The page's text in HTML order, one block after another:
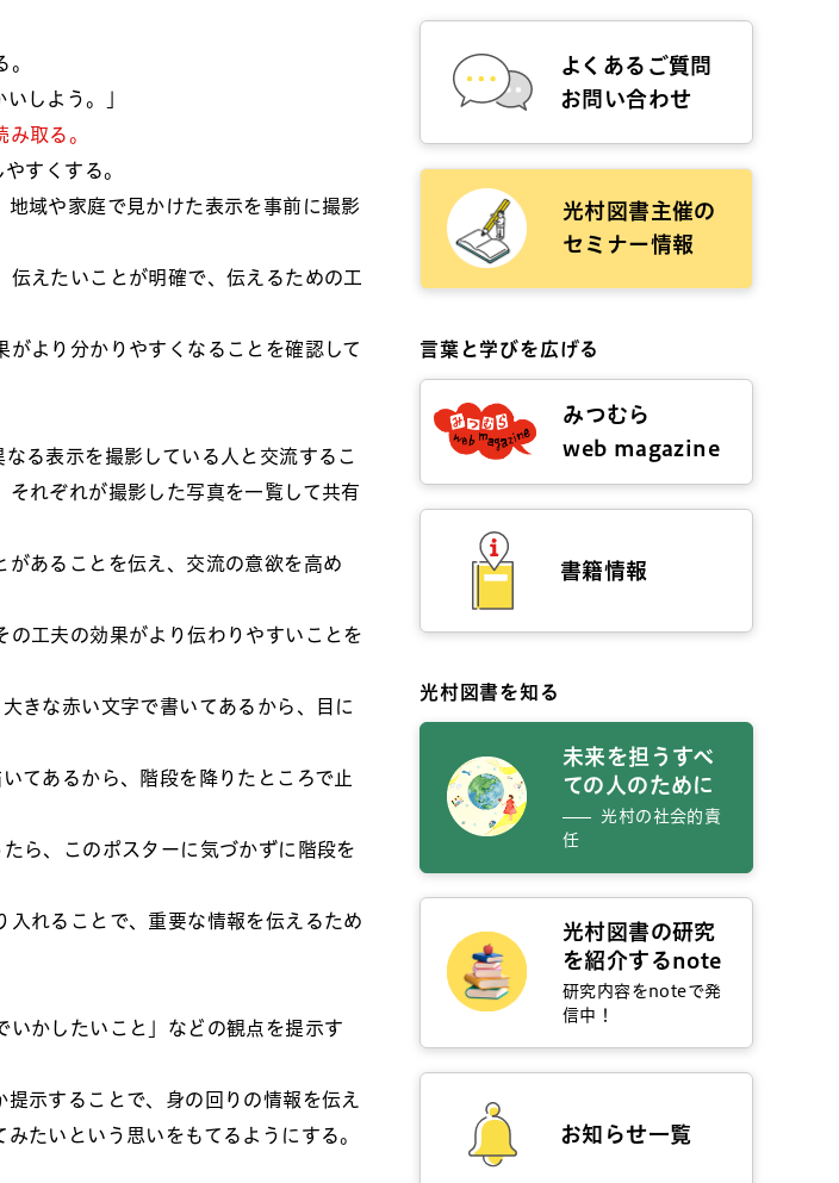
しよう。」
取る。
すくする。
域や家庭で見かけた表示を事前に撮影
伝えたいことが明確で、伝えるための工
より分かりやすくなることを確認して
る表示を撮影している人と交流するこ
れぞれが撮影した写真を一覧して共有
があることを伝え、交流の意欲を高め
の工夫の効果がより伝わりやすいことを
きな赤い文字で書いてあるから、目に
てあるから、階段を降りたところで止
ら、このポスターに気づかずに階段を
入れることで、重要な情報を伝えるため
いかしたいこと」などの観点を提示す
示することで、身の回りの情報を伝え
たいという思いをもてるようにする。
よくあるご質問
お問い合わせ
光村図書主催の
セミナー情報
言葉と学びを広げる
みつむら
web magazine
書籍情報
光村図書を知る
未来を担うすべ
ての人のために
光村の社会的責
任
光村図書の研究
を紹介するnote
研究内容をnoteで発
信中！
お知らせ一覧